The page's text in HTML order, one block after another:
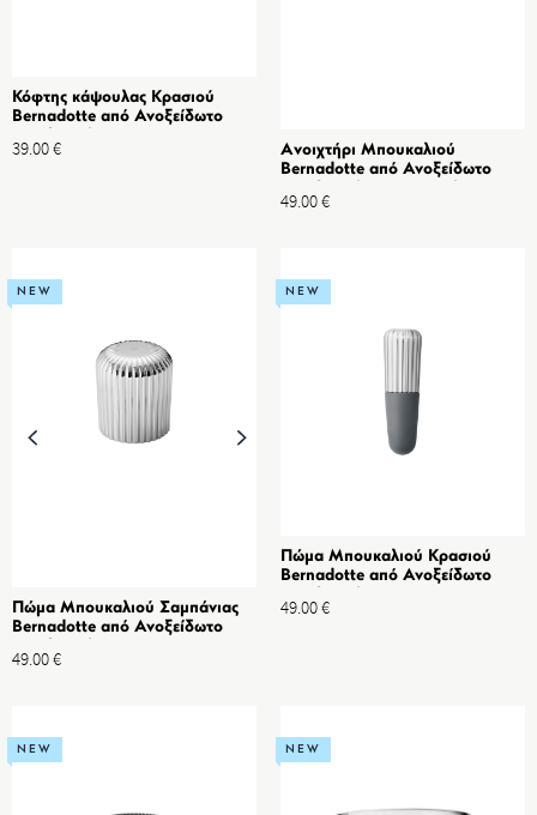
Κόφτης κάψουλας Κρασιού
Bernadotte από Ανοξείδωτο
39.00€
Aνοιχτήρι Mπουκαλιού
Bernadotte από Ανοξείδωτο
χάλυβα
49.00€
NEW
Πώμα Μπουκαλιού Σαμπάνιας
Bernadotte από Ανοξείδωτο
Θερμοπλαστικό
49.00€
NEW
Πώμα Μπουκαλιού Κρασιού
Bernadotte από Ανοξείδωτο
Θερμοπλαστικό
49.00€
NEW NEW